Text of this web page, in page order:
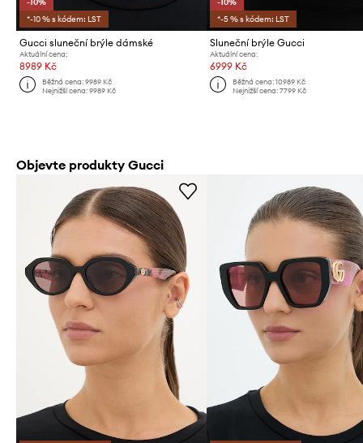
-10%
*-10 % s kódem: LST
Gucci sluneční brýle dámské
Aktuální cena:
8989 Kč
Běžná cena:9989 Kč
Nejnižší cena:9989 Kč
-10%
*-5 % s kódem: LST
Sluneční brýle Gucci
Aktuální cena:
6999 Kč
Běžná cena: 10989 Kč
Nejnižší cena: 7799 Kč
Objevte produkty Gucci